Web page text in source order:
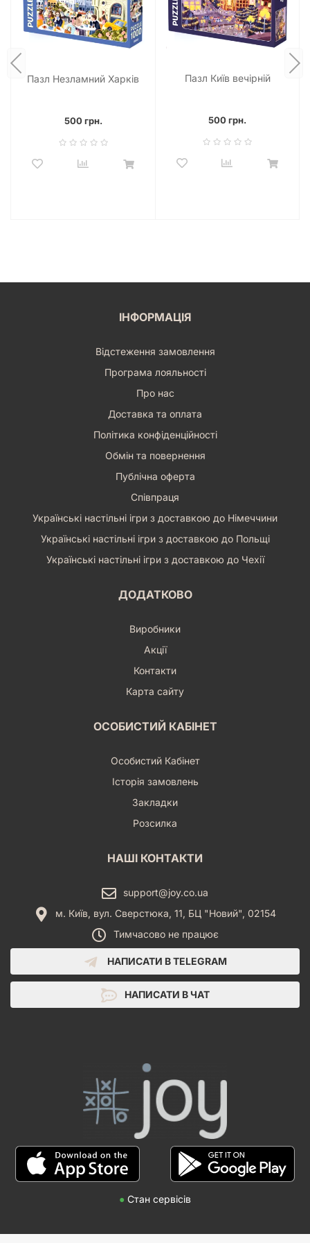
Пазл Незламний Харків
500 грн.
Пазл Київ вечірній
500 грн.
ІНФОРМАЦІЯ
Відстеження замовлення
Програма лояльності
Про нас
Доставка та оплата
Політика конфіденційності
Обмін та повернення
Публічна оферта
Співпраця
Українські настільні ігри з доставкою до Німеччини
Українські настільні ігри з доставкою до Польщі
Українські настільні ігри з доставкою до Чехії
ДОДАТКОВО
Виробники
Акції
Контакти
Карта сайту
ОСОБИСТИЙ КАБІНЕТ
Особистий Кабінет
Історія замовлень
Закладки
Розсилка
НАШІ КОНТАКТИ
support@joy.co.ua
м. Київ, вул. Сверстюка, 11, БЦ "Новий", 02154
Тимчасово не працює
НАПИСАТИ В TELEGRAM
НАПИСАТИ В ЧАТ
● Стан сервісів